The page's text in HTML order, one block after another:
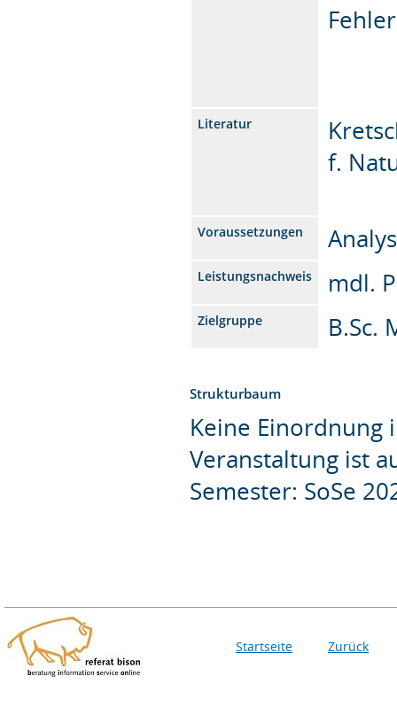
Literatur
f.
Voraussetzungen
Leistungsnachweis mdl.
Zielgruppe B.Sc.
Strukturbaum
Keine Einordnung
Veranstaltung ist
Semester: SoSe
Startseite Zurück